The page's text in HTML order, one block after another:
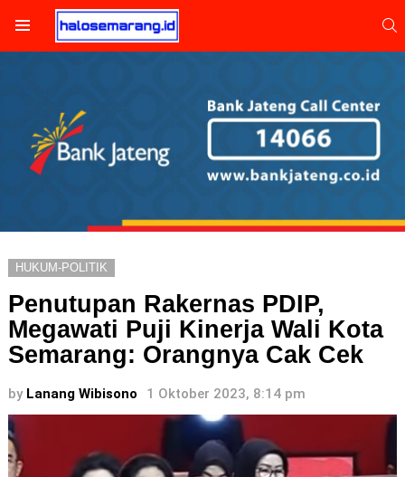
HUKUM-POLITIK
Penutupan Rakernas PDIP,
Megawati Puji Kinerja Wali Kota
Semarang: Orangnya Cak Cek
by Lanang Wibisono 1 Oktober 2023, 8:14 pm